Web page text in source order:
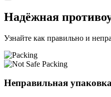
Надёжная
Узнайте как правильно и
Неправильная